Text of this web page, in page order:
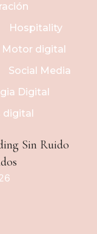
Hospitality
Motor digital
Social Media
Digital
digital
Sin Ruido